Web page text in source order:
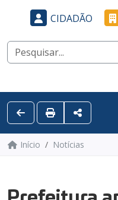
CIDADÃO
Início Notícias